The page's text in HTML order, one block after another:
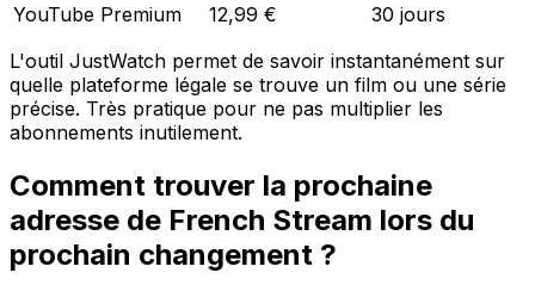
YouTube Premium
12,99 €
30 jours
L'outil JustWatch permet de savoir instantanément sur
quelle plateforme légale se trouve un film ou une série
précise. Très pratique pour ne pas multiplier les
abonnements inutilement.
Comment trouver la prochaine
adresse de French Stream lors du
prochain changement ?